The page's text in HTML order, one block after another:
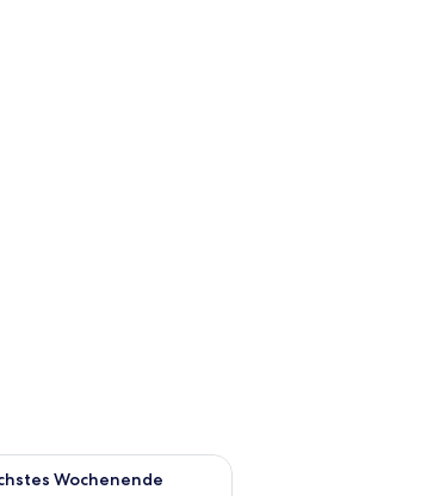
Aug. 7 - Aug. 9.
Wochenende
Verfügbarkeit für nächstes Wochenende, Aug.